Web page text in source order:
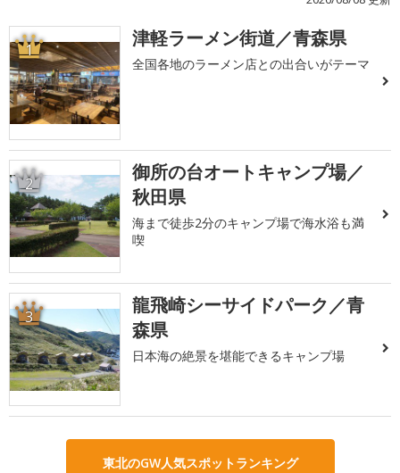
1 津軽ラーメン街道／青森県
全国各地のラーメン店との出合いがテーマ
2
御所の台オートキャンプ場／
秋田県
海まで徒歩2分のキャンプ場で海水浴も満
喫
3
龍飛崎シーサイドパーク／青
森県
日本海の絶景を堪能できるキャンプ場
東北のGW人気スポットランキング